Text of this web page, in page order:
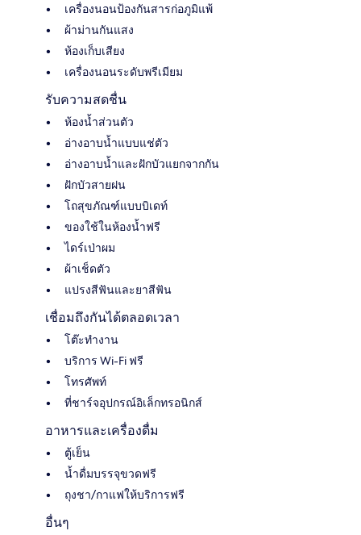
เครื่องนอนป้องกันสารก่อภูมิแพ้
ผ้าม่านกันแสง
ห้องเก็บเสียง
เครื่องนอนระดับพรีเมียม
รับความสดชื่น
ห้องน้ำส่วนตัว
อ่างอาบน้ำแบบแช่ตัว
อ่างอาบน้ำและฝักบัวแยกจากกัน
ฝักบัวสายฝน
โถสุขภัณฑ์แบบบิเดท์
ของใช้ในห้องน้ำฟรี
ไดร์เป่าผม
ผ้าเช็ดตัว
แปรงสีฟันและยาสีฟัน
เชื่อมถึงกันได้ตลอดเวลา
โต๊ะทำงาน
บริการ Wi-Fi ฟรี
โทรศัพท์
ที่ชาร์จอุปกรณ์อิเล็กทรอนิกส์
อาหารและเครื่องดื่ม
ตู้เย็น
น้ำดื่มบรรจุขวดฟรี
ถุงชา/กาแฟให้บริการฟรี
อื่นๆ